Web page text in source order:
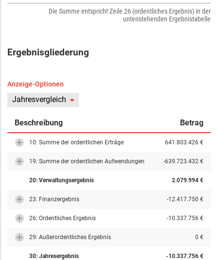
Die Summe entspricht Zeile 26 (ordentliches Ergebnis) in der
untenstehenden Ergebnistabelle
Ergebnisgliederung
Anzeige-Optionen
Jahresvergleich
Beschreibung Betrag
10: Summe der ordentlichen Erträge 641.803.426 €
19: Summe der ordentlichen Aufwendungen -639.723.432 €
20: Verwaltungsergebnis 2.079.994 €
23: Finanzergebnis -12.417.750 €
26: Ordentliches Ergebnis -10.337.756 €
29: Außerordentliches Ergebnis 0 €
30: Jahresergebnis -10.337.756 €